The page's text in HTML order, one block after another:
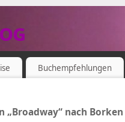
Buchempfehlungen
„Broadway“ nach Borken